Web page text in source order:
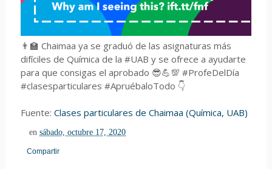
👨‍🏫 Chaimaa ya se graduó de las asignaturas más
difíciles de Química de la #UAB y se ofrece a ayudarte
para que consigas el aprobado 😎💪💯 #ProfeDelDía
#clasesparticulares #ApruébaloTodo 👇
Fuente: Clases particulares de Chaimaa (Química, UAB)
ensábado, octubre 17, 2020
Compartir